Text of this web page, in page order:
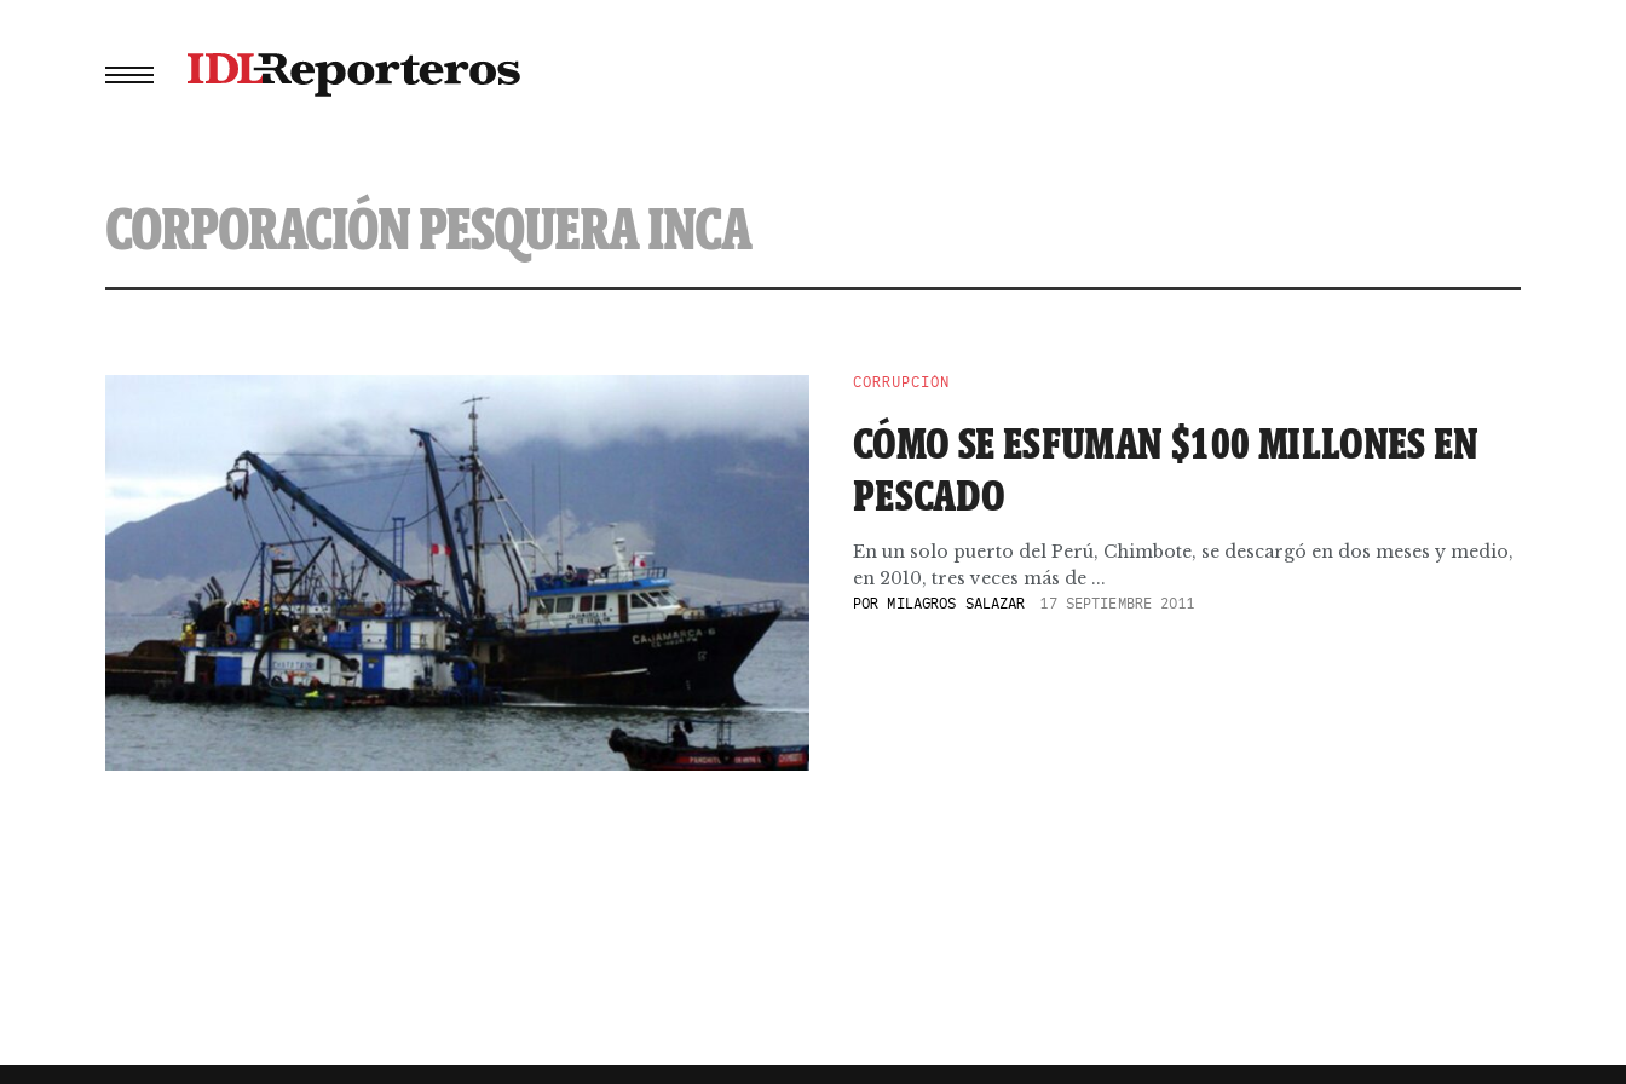
CORPORACIÓN PESQUERA INCA
CORRUPCIÓN
CÓMO SE ESFUMAN $100 MILLONES EN
PESCADO
En un solo puerto del Perú, Chimbote, se descargó en dos meses y medio,
en 2010, tres veces más de ...
POR MILAGROS SALAZAR 17 SEPTIEMBRE 2011